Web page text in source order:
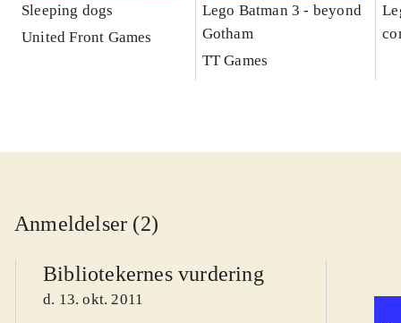
Sleeping dogs
United Front Games
Lego Batman 3 - beyond
Gotham
TT Games
Anmeldelser (2)
Bibliotekernes vurdering
d. 13. okt. 2011